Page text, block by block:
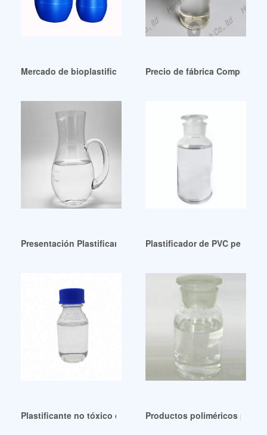
Mercado de bioplastificantes a bajo precioPrecio de fábrica Comprar
Presentación Plastificante precio bajo Marzo 2010 Colombia
Plastificador de PVC
Plastificante no tóxico de gran venta-ATBC Venezuela
Productos poliméricos